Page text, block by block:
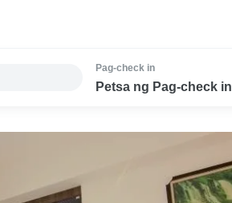
Pag-check in
Petsa ng Pag-check in